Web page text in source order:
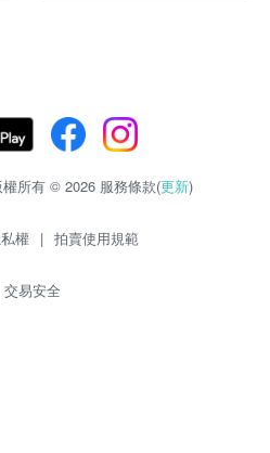
所有 © 2026 服務條款(更新)
權 | 拍賣使用規範
交易安全